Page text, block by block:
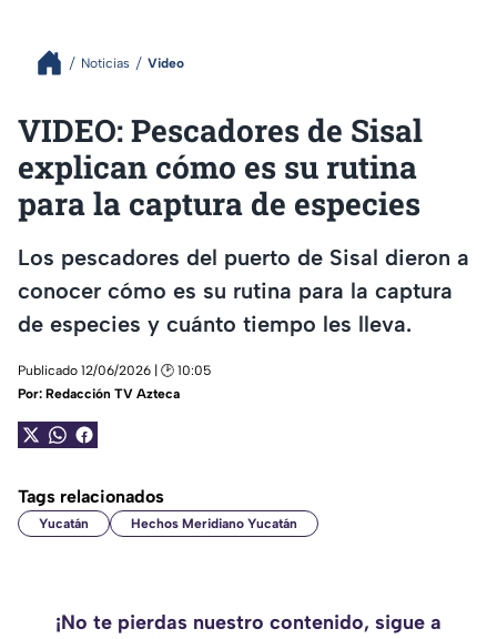
Noticias Video
VIDEO: Pescadores de Sisal
explican cómo es su rutina
para la captura de especies
Los pescadores del puerto de Sisal dieron a
conocer cómo es su rutina para la captura
de especies y cuánto tiempo les lleva.
Publicado 12/06/2026 | 🕑 10:05
Por: Redacción TV Azteca
Tags relacionados
Yucatán Hechos Meridiano Yucatán
¡No te pierdas nuestro contenido, sigue a